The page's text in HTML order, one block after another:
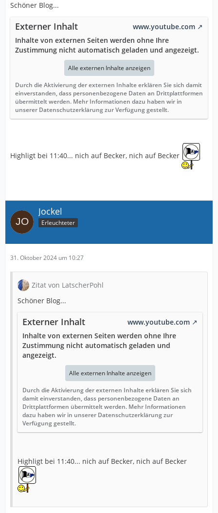
Schöner Blog...
Externer Inhalt
www.youtube.com
Inhalte von externen Seiten werden ohne Ihre
Zustimmung nicht automatisch geladen und angezeigt.
Alle externen Inhalte anzeigen
Durch die Aktivierung der externen Inhalte erklären Sie sich damit
einverstanden, dass personenbezogene Daten an Drittplattformen
übermittelt werden. Mehr Informationen dazu haben wir in
unserer Datenschutzerklärung zur Verfügung gestellt.
Highligt bei 11:40... nich auf Becker, nich auf Becker
Jockel
Erleuchteter
31. Oktober 2024 um 10:27
Zitat von LatscherPohl
Schöner Blog...
Externer Inhalt
www.youtube.com
Inhalte von externen Seiten werden ohne Ihre
Zustimmung nicht automatisch geladen und
angezeigt.
Alle externen Inhalte anzeigen
Durch die Aktivierung der externen Inhalte erklären Sie sich
damit einverstanden, dass personenbezogene Daten an
Drittplattformen übermittelt werden. Mehr Informationen
dazu haben wir in unserer Datenschutzerklärung zur
Verfügung gestellt.
Highligt bei 11:40... nich auf Becker, nich auf Becker